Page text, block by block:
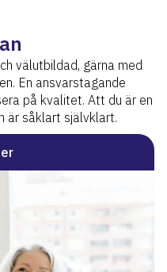
välutbildad, gärna med
En ansvarstagande
på kvalitet. Att du är en
är såklart självklart.